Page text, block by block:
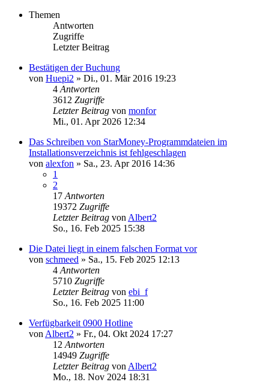
Themen
Antworten
Zugriffe
Letzter Beitrag
Bestätigen der Buchung
von Huepi2 » Di., 01. Mär 2016 19:23
4 Antworten
3612 Zugriffe
Letzter Beitrag von monfor
Mi., 01. Apr 2026 12:34
Das Schreiben von StarMoney-Programmdateien im
Installationsverzeichnis ist fehlgeschlagen
von alexfon » Sa., 23. Apr 2016 14:36
1
2
17 Antworten
19372 Zugriffe
Letzter Beitrag von Albert2
So., 16. Feb 2025 15:38
Die Datei liegt in einem falschen Format vor
von schmeed » Sa., 15. Feb 2025 12:13
4 Antworten
5710 Zugriffe
Letzter Beitrag von ebi_f
So., 16. Feb 2025 11:00
Verfügbarkeit 0900 Hotline
von Albert2 » Fr., 04. Okt 2024 17:27
12 Antworten
14949 Zugriffe
Letzter Beitrag von Albert2
Mo., 18. Nov 2024 18:31